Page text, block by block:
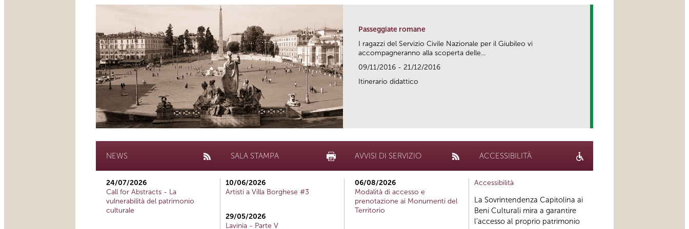
Passeggiate romane
I ragazzi del Servizio Civile Nazionale per il Giubileo vi
accompagneranno alla scoperta delle...
09/11/2016 - 21/12/2016
Itinerario didattico
NEWS
24/07/2026
Call for Abstracts - La
vulnerabilità del patrimonio
culturale
SALA STAMPA
10/06/2026
Artisti a Villa Borghese #3
29/05/2026
Lavinia - Parte V
AVVISI DI SERVIZIO
06/08/2026
Modalità di accesso e
prenotazione ai Monumenti del
Territorio
ACCESSIBILITÀ
Accessibilità
La Sovrintendenza Capitolina ai
Beni Culturali mira a garantire
l’accesso al proprio patrimonio